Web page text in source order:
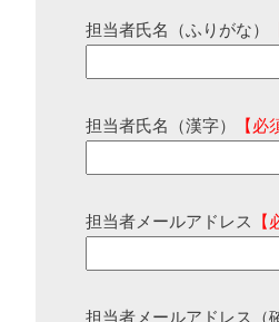
担当者氏名（ふりがな）
担当者氏名（漢字） 【必
担当者メールアドレス 【
担当者メールアドレス（